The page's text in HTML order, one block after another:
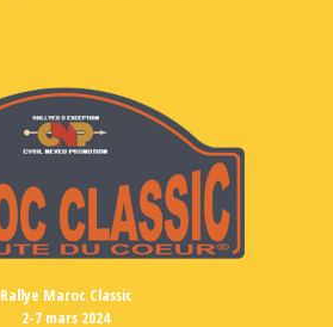
Rallye Maroc Classic
2-7 mars 2024